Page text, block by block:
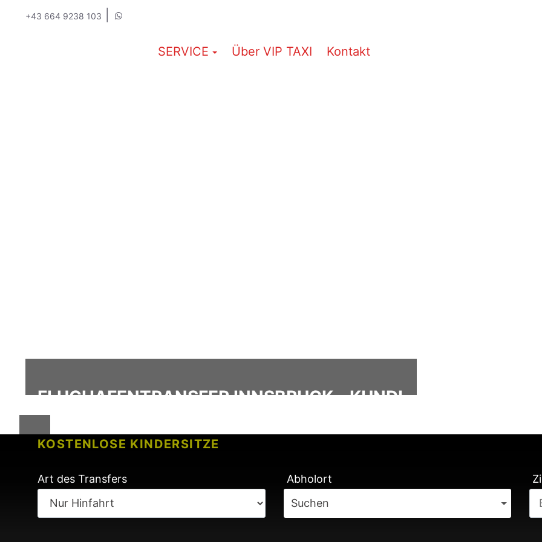
+43 664 9238 103
SERVICE Über VIP TAXI Kontakt
KOSTENLOSE KINDERSITZE
KEINE GEBÜHREN BEI FLUGVERSPÄTUNG
Art des Transfers
Abholort
Suchen
FLUGHAFENTRANSFER INNSBRUCK - KUNDL